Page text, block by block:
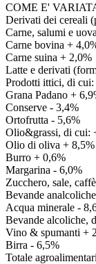
COME E'
Derivati dei cereali
Carne, salumi e
Carne bovina +
Carne suina + 2,0%
Latte e derivati
Prodotti ittici, di
Grana Padano +
Conserve - 3,4%
Ortofrutta - 5,6%
Olio&grassi, di cui:
Olio di oliva + 8,5%
Burro + 0,6%
Margarina - 6,0%
Zucchero, sale,
Bevande
Acqua minerale -
Bevande alcoliche,
Vino & spumanti +
Birra - 6,5%
Totale